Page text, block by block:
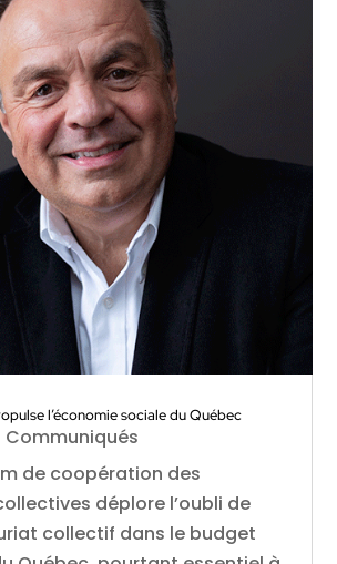
l’économie sociale du Québec
Communiqués
de coopération des
déplore l’oubli de
collectif dans le budget